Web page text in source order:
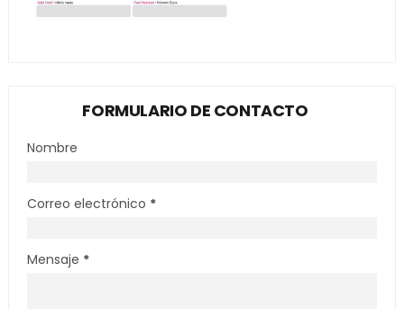
FORMULARIO DE CONTACTO
Nombre
Correo electrónico *
Mensaje *